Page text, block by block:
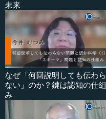
未来
なぜ「何回説明しても伝わら
ない」のか？鍵は認知の仕組
み